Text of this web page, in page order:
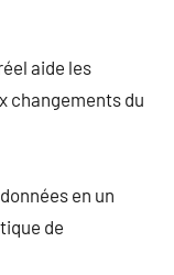
aide les
changements du
en un
de